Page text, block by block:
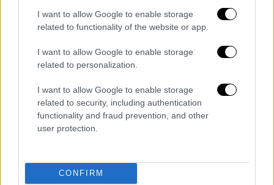
I want to allow Google to enable storage
related to functionality of the website or app.
I want to allow Google to enable storage
related to personalization.
I want to allow Google to enable storage
related to security, including authentication
functionality and fraud prevention, and other
user protection.
CONFIRM
Τα σχολιά σας δημοσιεύονται άμεσα με δική σας ευθύνη. Το
ΕΘΝΟΣ θα παρεμβαίνει και τα προσβλητικά σχόλια θα